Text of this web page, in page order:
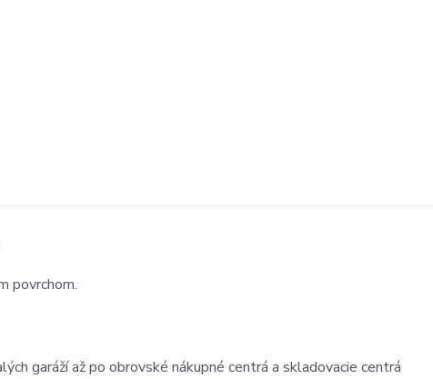
povrchom.
garáží až po obrovské nákupné centrá a skladovacie centrá